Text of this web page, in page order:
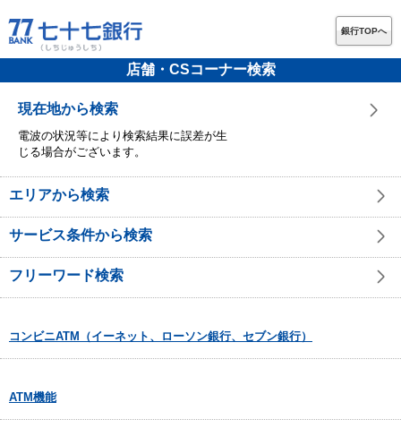
銀行TOPへ
店舗・CSコーナー検索
現在地から検索
電波の状況等により検索結果に誤差が生
じる場合がございます。
エリアから検索
サービス条件から検索
フリーワード検索
コンビニATM（イーネット、ローソン銀行、セブン銀行）
ATM機能